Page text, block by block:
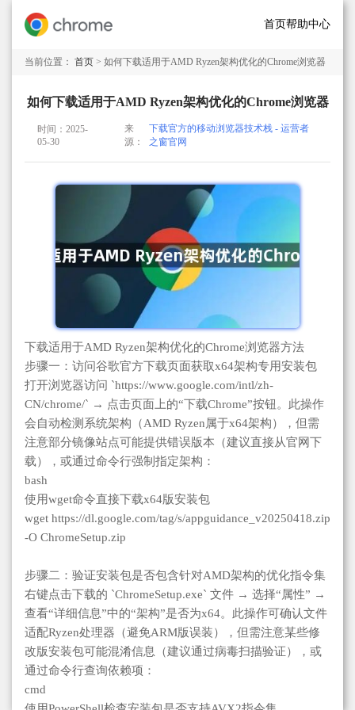
首页帮助中心
当前位置： 首页 > 如何下载适用于AMD Ryzen架构优化的Chrome浏览器
如何下载适用于AMD Ryzen架构优化的Chrome浏览器
时间：2025-
05-30
来
源：
下载官方的移动浏览器技术栈 - 运营者
之窗官网
下载适用于AMD Ryzen架构优化的Chrome浏览器方法
步骤一：访问谷歌官方下载页面获取x64架构专用安装包
打开浏览器访问 `https://www.google.com/intl/zh-
CN/chrome/` → 点击页面上的“下载Chrome”按钮。此操作
会自动检测系统架构（AMD Ryzen属于x64架构），但需
注意部分镜像站点可能提供错误版本（建议直接从官网下
载），或通过命令行强制指定架构：
bash
使用wget命令直接下载x64版安装包
wget https://dl.google.com/tag/s/appguidance_v20250418.zip
-O ChromeSetup.zip
步骤二：验证安装包是否包含针对AMD架构的优化指令集
右键点击下载的 `ChromeSetup.exe` 文件 → 选择“属性” →
查看“详细信息”中的“架构”是否为x64。此操作可确认文件
适配Ryzen处理器（避免ARM版误装），但需注意某些修
改版安装包可能混淆信息（建议通过病毒扫描验证），或
通过命令行查询依赖项：
cmd